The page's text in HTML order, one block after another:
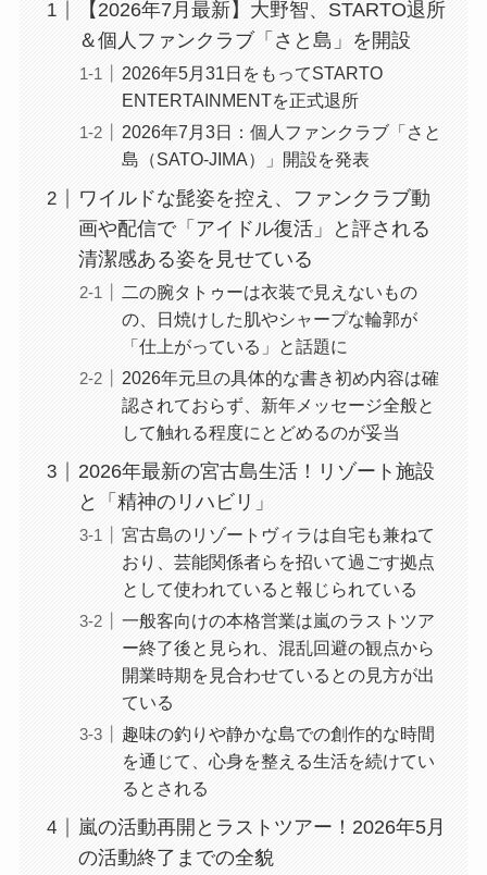
【2026年7月最新】大野智、STARTO退所
＆個人ファンクラブ「さと島」を開設
2026年5月31日をもってSTARTO
ENTERTAINMENTを正式退所
2026年7月3日：個人ファンクラブ「さと
島（SATO-JIMA）」開設を発表
ワイルドな髭姿を控え、ファンクラブ動
画や配信で「アイドル復活」と評される
清潔感ある姿を見せている
二の腕タトゥーは衣装で見えないもの
の、日焼けした肌やシャープな輪郭が
「仕上がっている」と話題に
2026年元旦の具体的な書き初め内容は確
認されておらず、新年メッセージ全般と
して触れる程度にとどめるのが妥当
2026年最新の宮古島生活！リゾート施設
と「精神のリハビリ」
宮古島のリゾートヴィラは自宅も兼ねて
おり、芸能関係者らを招いて過ごす拠点
として使われていると報じられている
一般客向けの本格営業は嵐のラストツア
ー終了後と見られ、混乱回避の観点から
開業時期を見合わせているとの見方が出
ている
趣味の釣りや静かな島での創作的な時間
を通じて、心身を整える生活を続けてい
るとされる
嵐の活動再開とラストツアー！2026年5月
の活動終了までの全貌